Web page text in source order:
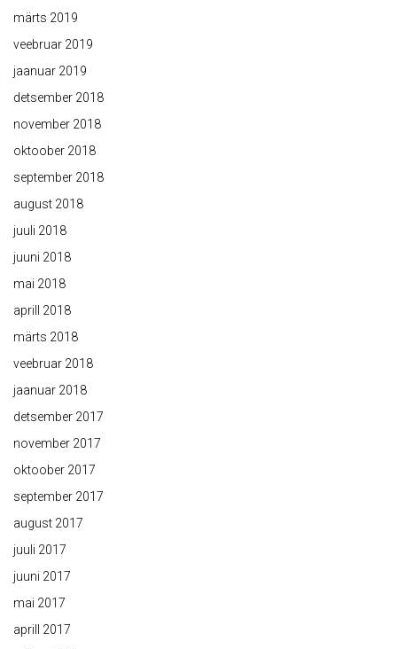
märts 2019
veebruar 2019
jaanuar 2019
detsember 2018
november 2018
oktoober 2018
september 2018
august 2018
juuli 2018
juuni 2018
mai 2018
aprill 2018
märts 2018
veebruar 2018
jaanuar 2018
detsember 2017
november 2017
oktoober 2017
september 2017
august 2017
juuli 2017
juuni 2017
mai 2017
aprill 2017